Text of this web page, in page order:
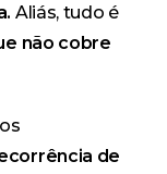
Aliás, tudo é
não cobre
de